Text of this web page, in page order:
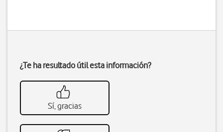
¿Te ha resultado útil esta información?
Sí, gracias